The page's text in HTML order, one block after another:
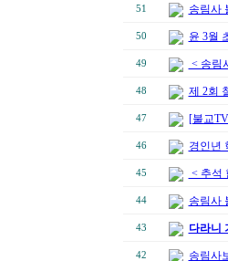
51 송림사
50 윤 3월
49 < 송림
48 제 2회
47 [불교
46 경인년
45 < 추석
44 송림사
43 다라니
42 송림사